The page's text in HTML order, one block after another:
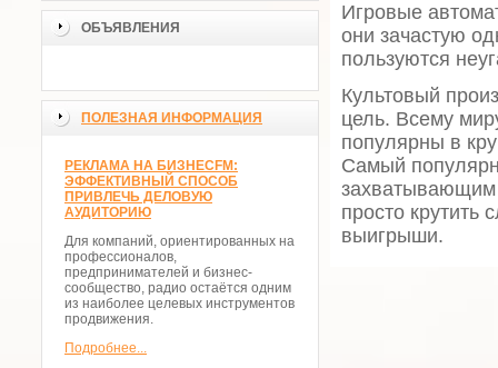
ОБЪЯВЛЕНИЯ
ПОЛЕЗНАЯ ИНФОРМАЦИЯ
РЕКЛАМА НА БИЗНЕСFM:
ЭФФЕКТИВНЫЙ СПОСОБ
ПРИВЛЕЧЬ ДЕЛОВУЮ
АУДИТОРИЮ
Для компаний, ориентированных на
профессионалов,
предпринимателей и бизнес-
сообщество, радио остаётся одним
из наиболее целевых инструментов
продвижения.
Подробнее...
Игровые
они зачастую
пользуются
Культовый
цель. Всему
популярны в
Самый
просто крутить
выигрыши.